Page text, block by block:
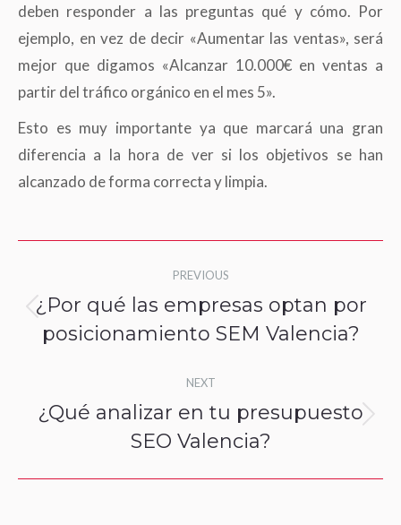
deben responder a las preguntas qué y cómo. Por
ejemplo, en vez de decir «Aumentar las ventas», será
mejor que digamos «Alcanzar 10.000€ en ventas a
partir del tráfico orgánico en el mes 5».
Esto es muy importante ya que marcará una gran
diferencia a la hora de ver si los objetivos se han
alcanzado de forma correcta y limpia.
navigation
PREVIOUS
Previous
post:
¿Por qué las empresas optan por
posicionamiento SEM Valencia?
NEXT
post:
¿Qué analizar en tu presupuesto
SEO Valencia?